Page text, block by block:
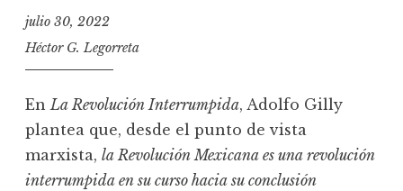
julio 30, 2022
Héctor G. Legorreta
EnLa Revolución Interrumpida, Adolfo Gilly
plantea que, desde el punto de vista
marxista, la Revolución Mexicana es una revolución
interrumpida en su curso hacia su conclusión